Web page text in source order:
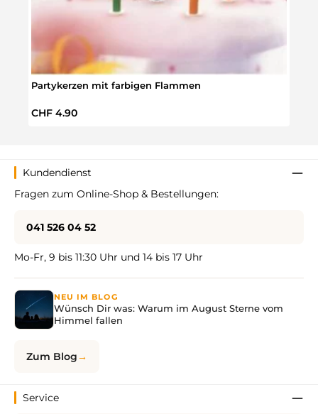
Partykerzen mit farbigen Flammen
Regulärer Preis:
CHF 4.90
Kundendienst
Fragen zum Online-Shop & Bestellungen:
041 526 04 52
Mo-Fr, 9 bis 11:30 Uhr und 14 bis 17 Uhr
NEU IM BLOG
Wünsch Dir was: Warum im August Sterne vom
Himmel fallen
Zum Blog
Service